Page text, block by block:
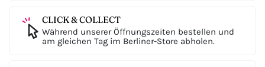
CLICK & COLLECT
Während unserer Öffnungszeiten bestellen und
am gleichen Tag im Berliner-Store abholen.